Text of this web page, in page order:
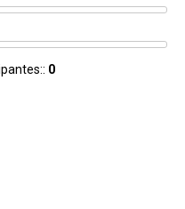
0